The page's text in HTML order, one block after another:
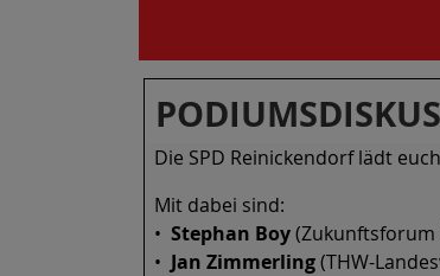
Die SPD Reinickendorf lädt
Mit dabei sind:
•⁠ ⁠ Stephan Boy(Zukunftsforum
•⁠ ⁠Jan Zimmerling(THW-